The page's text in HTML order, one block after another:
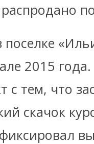
2015
с тем, что
скачок